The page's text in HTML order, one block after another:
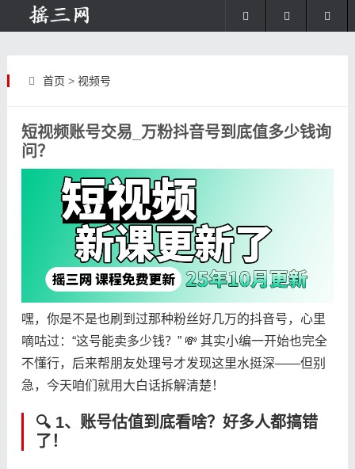
首页 > 视频号
短视频账号交易_万粉抖音号到底值多少钱询
问？
嘿，你是不是也刷到过那种粉丝好几万的抖音号，心里
嘀咕过：“这号能卖多少钱？” 💸 其实小编一开始也完全
不懂行，后来帮朋友处理号才发现这里水挺深——但别
急，今天咱们就用大白话拆解清楚！
🔍 1、账号估值到底看啥？好多人都搞错
了！